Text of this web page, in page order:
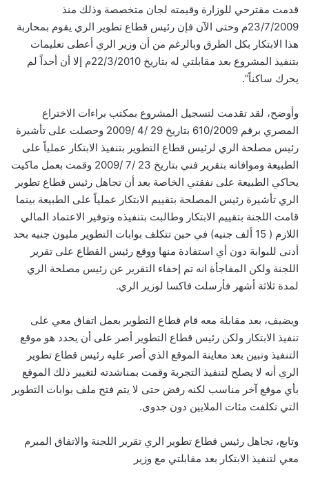
قدمت مقترحي للوزارة وقيمته لجان متخصصة وذلك منذ
23/7/2009م وحتى الآن فإن رئيس قطاع تطوير الري يقوم بمحاربة
هذا الابتكار بكل الطرق وبالرغم من أن وزير الري أعطى تعليمات
بتنفيذ المشروع بعد مقابلتي له بتاريخ 22/3/2010م إلا أن أحداً لم
يحرك ساكناً”.
وأوضح، لقد تقدمت لتسجيل المشروع بمكتب براءات الاختراع
المصري برقم 610/2009 بتاريخ 29 /4 /2009 وحصلت على تأشيرة
رئيس مصلحة الري لرئيس قطاع التطوير بتنفيذ الابتكار عملياً على
الطبيعة وموافاته بتقرير فني بتاريخ 23 /7 /2009 وقمت بعمل ماكيت
يحاكي الطبيعة على نفقتي الخاصة بعد أن تجاهل رئيس قطاع تطوير
الري تأشيرة رئيس المصلحة بتقييم الابتكار عملياً على الطبيعة بينما
قامت اللجنة بتقييم الابتكار وطالبت بتنفيذه وتوفير الاعتماد المالي
اللازم ( 15 ألف جنيه) في حين تتكلف بوابات التطوير مليون جنيه بحد
أدنى للبوابة دون أي استفادة منها ووقع رئيس القطاع على تقرير
اللجنة ولكن المفاجأة انه تم إخفاء التقرير عن رئيس مصلحة الري
لمدة ثلاثة أشهر فأرسلت فاكسا لوزير الري.
ويضيف، بعد مقابلة معه قام قطاع التطوير بعمل اتفاق معي على
تنفيذ الابتكار ولكن رئيس قطاع التطوير أصر على أن يحدد هو موقع
التنفيذ وتبين بعد معاينة الموقع الذي أصر عليه رئيس قطاع تطوير
الري أنه لا يصلح لتنفيذ التجربة وقمت بمناشدته لتغيير ذلك الموقع
بأي موقع آخر مناسب لكنه رفض حتى لا يتم فتح ملف بوابات التطوير
التي تكلفت مئات الملايين دون جدوى.
وتابع، تجاهل رئيس قطاع تطوير الري تقرير اللجنة والاتفاق المبرم
معي لتنفيذ الابتكار بعد مقابلتي مع وزير